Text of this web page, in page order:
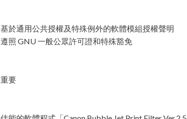
基於通用公共授權及特殊例外的軟體模組授權聲明
遵照 GNU 一般公眾許可證和特殊豁免
重要